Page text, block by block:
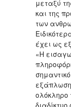
μεταξύ
και της
των
έχει ως
«Η
εξάπλωση
ολόκληρο